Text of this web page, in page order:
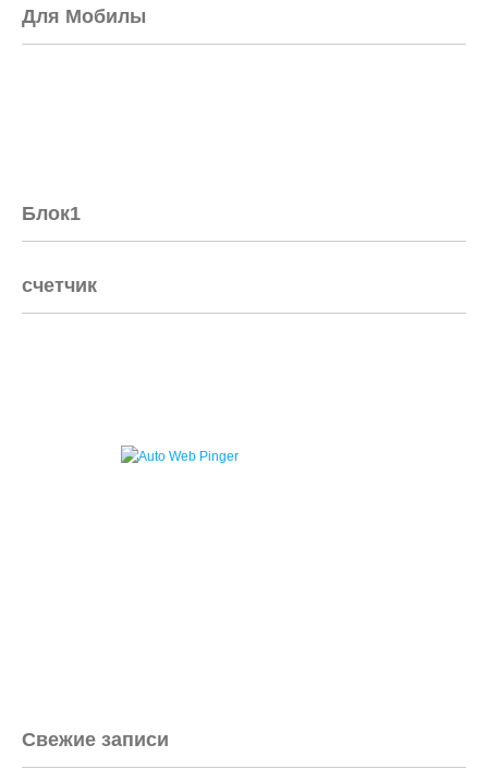
Для Мобилы
Блок1
счетчик
Свежие записи